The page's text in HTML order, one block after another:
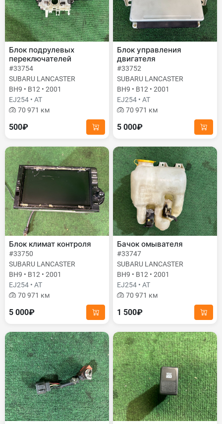
Блок подрулевых
переключателей
#33754
SUBARU LANCASTER
BH9 • B12 • 2001
EJ254 • AT
70 971 км
500₽
Блок управления
двигателя
#33752
SUBARU LANCASTER
BH9 • B12 • 2001
EJ254 • AT
70 971 км
5 000₽
Блок климат контроля
#33750
SUBARU LANCASTER
BH9 • B12 • 2001
EJ254 • AT
70 971 км
5 000₽
Бачок омывателя
#33747
SUBARU LANCASTER
BH9 • B12 • 2001
EJ254 • AT
70 971 км
1 500₽